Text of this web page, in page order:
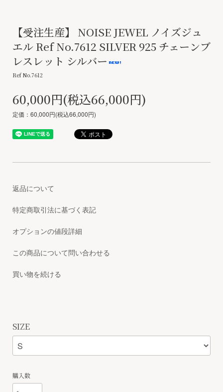
【受注生産】 NOISE JEWEL ノイズジュ
エル Ref No.7612 SILVER 925 チェーンブ
レスレット シルバー
Ref No.7612
60,000円(税込66,000円)
定価：60,000円(税込66,000円)
返品について
特定商取引法に基づく表記
オプションの値段詳細
この商品について問い合わせる
買い物を続ける
SIZE
購入数